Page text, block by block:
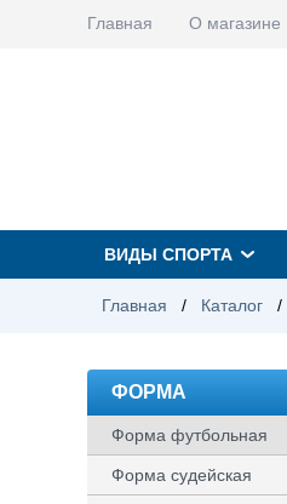
Главная О магазине
ВИДЫ СПОРТА
Главная / Каталог /
ФОРМА
Форма футбольная
Форма судейская